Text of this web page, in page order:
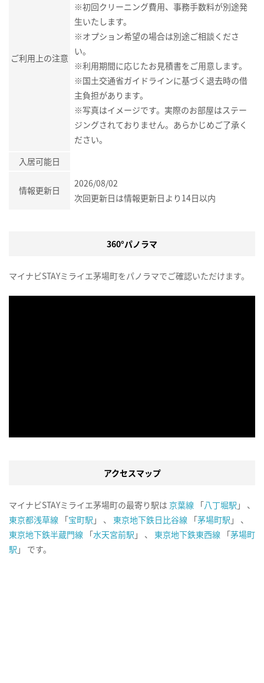
ご利用上の注意
※初回クリーニング費用、事務手数料が別途発
生いたします。
※オプション希望の場合は別途ご相談くださ
い。
※利用期間に応じたお見積書をご用意します。
※国土交通省ガイドラインに基づく退去時の借
主負担があります。
※写真はイメージです。実際のお部屋はステー
ジングされておりません。あらかじめご了承く
ださい。
入居可能日
情報更新日
2026/08/02
次回更新日は情報更新日より14日以内
360°パノラマ
マイナビSTAYミライエ茅場町をパノラマでご確認いただけます。
アクセスマップ
マイナビSTAYミライエ茅場町の最寄り駅は 京葉線 「八丁堀駅 」 、
東京都浅草線 「宝町駅 」 、 東京地下鉄日比谷線 「茅場町駅 」 、
東京地下鉄半蔵門線 「水天宮前駅 」 、 東京地下鉄東西線 「茅場町
駅 」 です。